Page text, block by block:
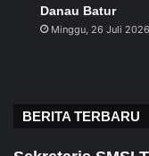
Danau Batur
Minggu, 26 Juli 2026
BERITA TERBARU